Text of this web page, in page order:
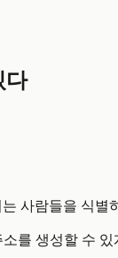
다
사람들을 식별
를 생성할 수